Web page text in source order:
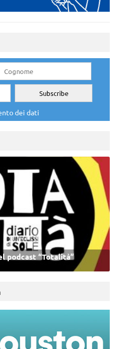
dei dati
podcast “Totalità”